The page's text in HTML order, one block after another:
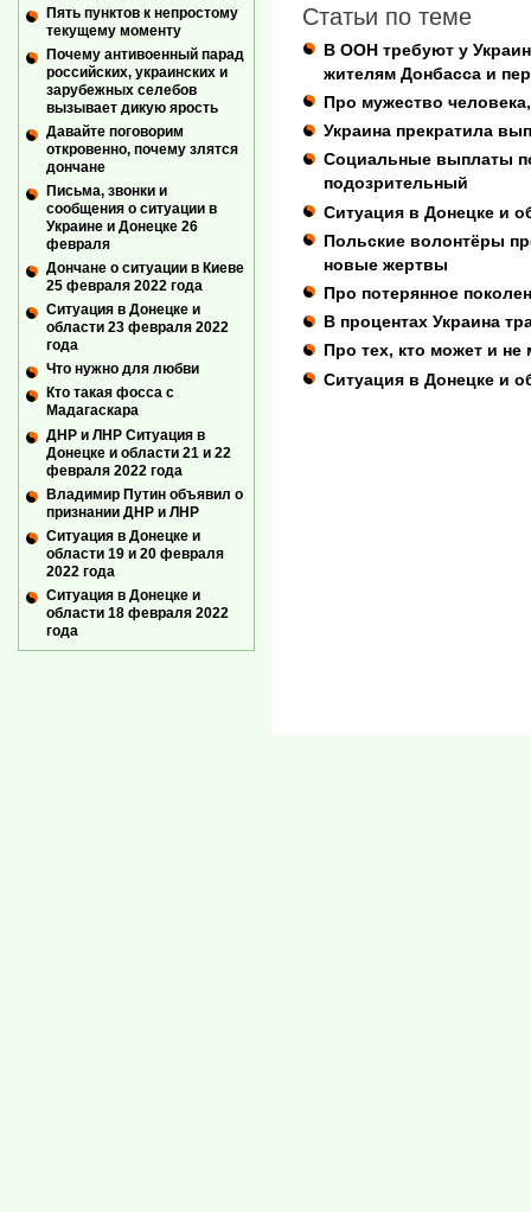
Статьи по теме
В ООН требуют у
жителям Донбасса и
Про мужество
Украина прекратила
Социальные выплаты
подозрительный
Ситуация в Донецке и
Польские волонтёры
новые жертвы
Про потерянное
В процентах Украина
Про тех, кто может и
Ситуация в Донецке и
Пять пунктов к непростому
текущему моменту
Почему антивоенный парад
российских, украинских и
зарубежных селебов
вызывает дикую ярость
Давайте поговорим
откровенно, почему злятся
дончане
Письма, звонки и
сообщения о ситуации в
Украине и Донецке 26
февраля
Дончане о ситуации в Киеве
25 февраля 2022 года
Ситуация в Донецке и
области 23 февраля 2022
года
Что нужно для любви
Кто такая фосса с
Мадагаскара
ДНР и ЛНР Ситуация в
Донецке и области 21 и 22
февраля 2022 года
Владимир Путин объявил о
признании ДНР и ЛНР
Ситуация в Донецке и
области 19 и 20 февраля
2022 года
Ситуация в Донецке и
области 18 февраля 2022
года